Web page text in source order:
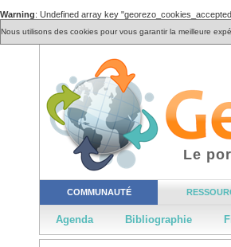
Warning: Undefined array key
Nous utilisons des cookies pour vous garantir la meilleure
COMMUNAUTÉ
Agenda Bibliographie
Le